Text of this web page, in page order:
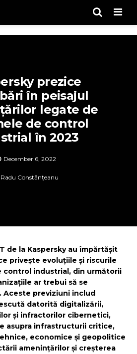
prezice
în peisajul
legate de
de control
în 2023
December 6, 2022
Radu Constănțeanu
de la Kaspersky au împărtășit
privește evoluțiile și riscurile
control industrial, din următorii
ar trebui să se
Aceste previziuni includ
datorită digitalizării,
și infractorilor cibernetici,
asupra infrastructurii critice,
economice și geopolitice
amenințărilor și creșterea